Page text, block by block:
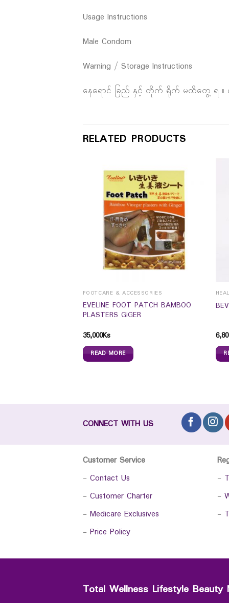
Usage Instructions
Male Condom
Warning / Storage Instructions
နေရောင် ခြည် နှင့် တိုက် ရိုက် မထိတွေ့ ရ ။
RELATED PRODUCTS
FOOTCARE & ACCESSORIES
EVELINE FOOT PATCH BAMBOO
PLASTERS GiGER
35,000Ks
READ MORE
CONNECT WITH US
Customer Service
- Contact Us
- Customer Charter
- Medicare Exclusives
- Price Policy
-
-
-
Total Wellness Lifestyle Beauty